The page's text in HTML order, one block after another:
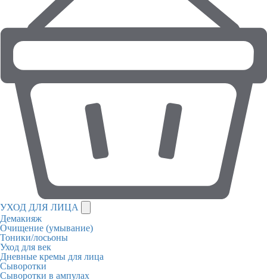
УХОД ДЛЯ ЛИЦА
Демакияж
Очищение (умывание)
Тоники/лосьоны
Уход для век
Дневные кремы для лица
Сыворотки
Сыворотки в ампулах